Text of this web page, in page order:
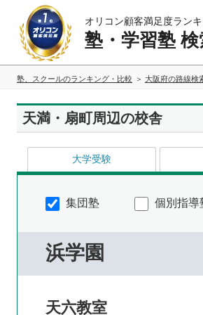
オリコン顧客満足度ラン
塾・学習塾 検
塾、スクールのランキング・比較 大阪府の路線検
天満・扇町周辺の校舎
大学受験
集団塾 個別指導
浜学園
天六教室